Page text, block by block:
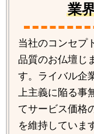
業
当社のコンセプ
品質のお仏壇じ
す。ライバル企
上主義に陥る
てサービス価格
を維持していま